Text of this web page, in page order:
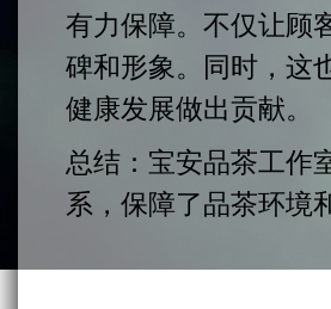
有力保障。不仅让顾
碑和形象。同时，这
健康发展做出贡献。
总结：宝安品茶工作
系，保障了品茶环境